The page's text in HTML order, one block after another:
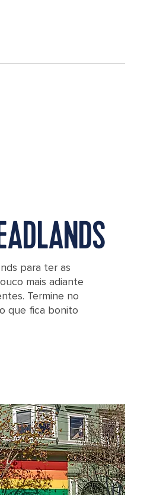
para ter as
mais adiante
Termine no
que fica bonito